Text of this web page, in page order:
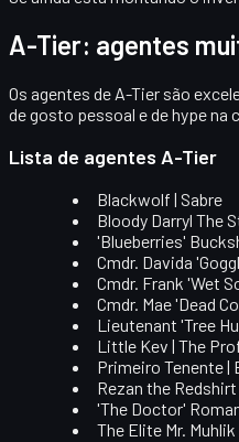
A-Tier: agentes
Os agentes de A-Tier são
de gosto pessoal e de hype na
Lista de agentes A-Tier
Blackwolf | Sabre
Bloody Darryl The
'Blueberries'
Cmdr. Davida
Cmdr. Frank 'Wet
Cmdr. Mae 'Dead
Lieutenant 'Tree
Little Kev | The
Primeiro Tenente |
Rezan the Redshirt
'The Doctor'
The Elite Mr.